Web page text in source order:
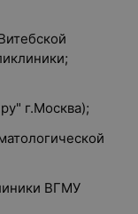
г.Москва);
ВГМУ